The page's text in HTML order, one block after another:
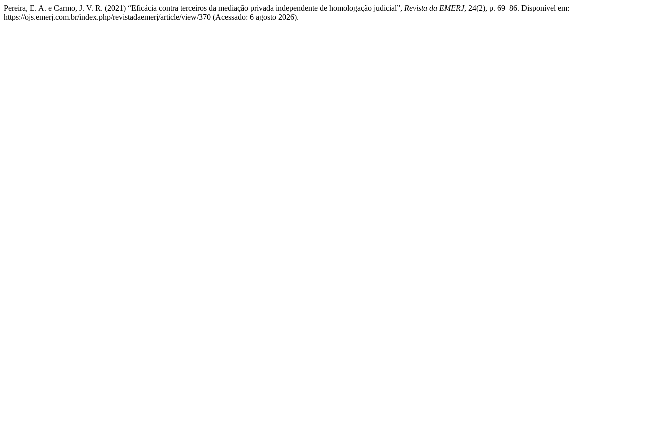
Pereira, E. A. e Carmo, J. V. R. (2021) “Eficácia contra terceiros da mediação privada independente de homologação judicial”, Revista da EMERJ, 24(2), p. 69–86. Disponível em:
https://ojs.emerj.com.br/index.php/revistadaemerj/article/view/370 (Acessado: 6 agosto 2026).